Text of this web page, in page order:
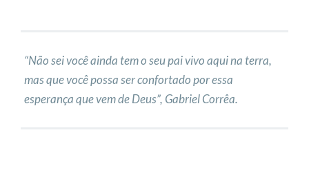
“Não sei você ainda tem o seu pai vivo aqui na terra,
mas que você possa ser confortado por essa
esperança que vem de Deus”, Gabriel Corrêa.